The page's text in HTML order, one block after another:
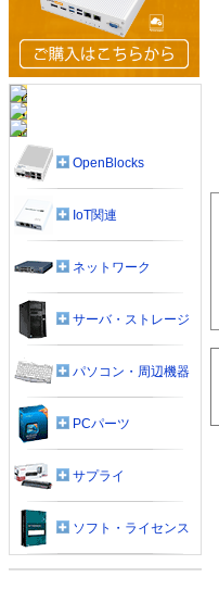
OpenBlocks
IoT関連
ネットワーク
サーバ・ストレージ
パソコン・周辺機器
PCパーツ
サプライ
ソフト・ライセンス